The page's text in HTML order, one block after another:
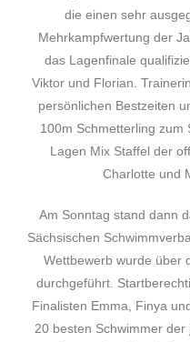
die einen sehr
Mehrkampfwertung der
das Lagenfinale
Viktor und Florian.
persönlichen Bestzeiten
100m Schmetterling zum
Lagen Mix Staffel der
Charlotte und
Am Sonntag stand dann
Sächsischen
Wettbewerb wurde über
durchgeführt.
Finalisten Emma, Finya
20 besten Schwimmer